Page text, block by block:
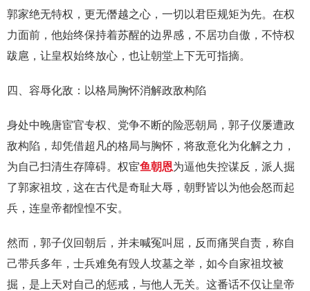
郭家绝无特权，更无僭越之心，一切以君臣规矩为先。在权
力面前，他始终保持着苏醒的边界感，不居功自傲，不恃权
跋扈，让皇权始终放心，也让朝堂上下无可指摘。
四、容辱化敌：以格局胸怀消解政敌构陷
身处中晚唐宦官专权、党争不断的险恶朝局，郭子仪屡遭政
敌构陷，却凭借超凡的格局与胸怀，将敌意化为化解之力，
为自己扫清生存障碍。权宦鱼朝恩为逼他失控谋反，派人掘
了郭家祖坟，这在古代是奇耻大辱，朝野皆以为他会怒而起
兵，连皇帝都惶惶不安。
然而，郭子仪回朝后，并未喊冤叫屈，反而痛哭自责，称自
己带兵多年，士兵难免有毁人坟墓之举，如今自家祖坟被
掘，是上天对自己的惩戒，与他人无关。这番话不仅让皇帝